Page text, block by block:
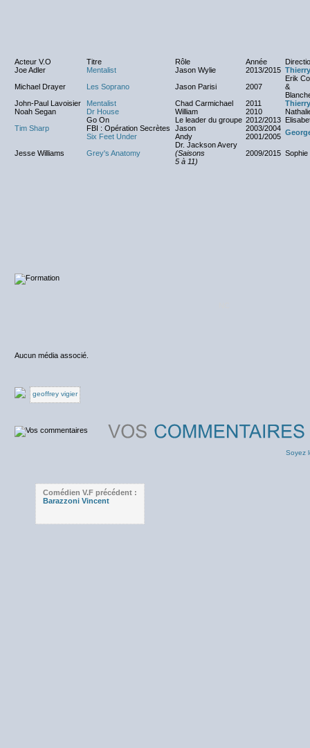
Acteur V.O Titre Rôle Année
Joe Adler
Mentalist Jason Wylie 2013/2015
Michael Drayer
Les Soprano Jason Parisi 2007
Erik
&
John-Paul Lavoisier
Mentalist Chad Carmichael 2011
Noah Segan
Dr House William 2010
Tim Sharp
Go On Le leader du groupe 2012/2013
FBI : Opération Secrètes
Jason 2003/2004
Six Feet Under Andy
2001/2005
Jesse Williams
Grey's Anatomy
Dr. Jackson Avery
(Saisons
5 à 11)
2009/2015
Aucun média associé.
geoffrey vigier
Soyez
Comédien V.F précédent :
Barazzoni Vincent